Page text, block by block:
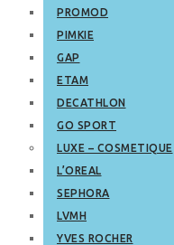
PROMOD
PIMKIE
GAP
ETAM
DECATHLON
GO SPORT
LUXE – COSMETIQUE
L’OREAL
SEPHORA
LVMH
YVES ROCHER